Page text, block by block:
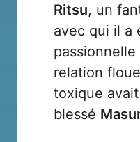
Ritsu, un
avec qui il a
relation
toxique
blessé